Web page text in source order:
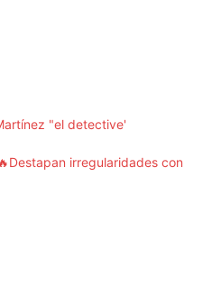
"el detective'
irregularidades con